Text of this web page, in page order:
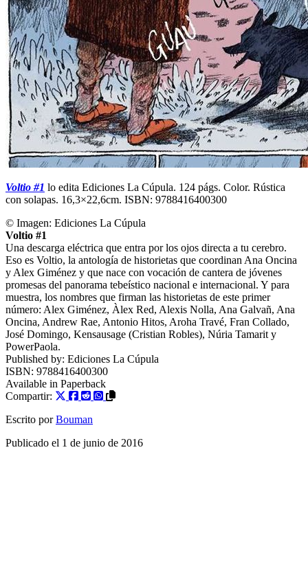
Voltio #1 lo edita Ediciones La Cúpula. 124 págs. Color. Rústica
con solapas. 16,3×22,6cm. ISBN: 9788416400300
© Imagen: Ediciones La Cúpula
Voltio #1
Una descarga eléctrica que entra por los ojos directa a tu cerebro.
Eso es Voltio, la antología de historietas que coordinan Ana Oncina
y Alex Giménez y que nace con vocación de cantera de jóvenes
promesas del panorama tebeístico nacional e internacional. Y para
muestra, los nombres que firman las historietas de este primer
número: Alex Giménez, Àlex Red, Alexis Nolla, Ana Galvañ, Ana
Oncina, Andrew Rae, Antonio Hitos, Aroha Travé, Fran Collado,
José Domingo, Kensausage (Cristian Robles), Núria Tamarit y
PowerPaola.
Published by: Ediciones La Cúpula
ISBN: 9788416400300
Available in Paperback
Compartir:
Escrito por Bouman
Publicado el 1 de junio de 2016